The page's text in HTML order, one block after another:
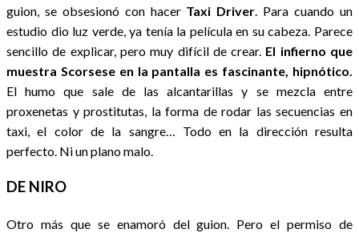
guion, se obsesionó con hacer Taxi Driver . Para cuando un
estudio dio luz verde, ya tenía la película en su cabeza. Parece
sencillo de explicar, pero muy difícil de crear. El infierno que
muestra Scorsese en la pantalla es fascinante, hipnótico.
El humo que sale de las alcantarillas y se mezcla entre
proxenetas y prostitutas, la forma de rodar las secuencias en
taxi, el color de la sangre… Todo en la dirección resulta
perfecto. Ni un plano malo.
DE NIRO
Otro más que se enamoró del guion. Pero el permiso de